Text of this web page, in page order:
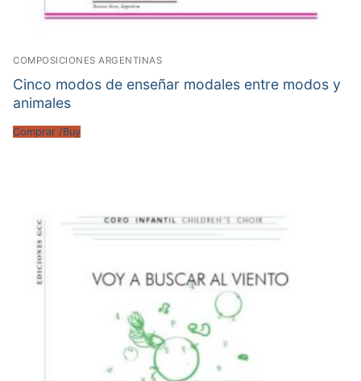
COMPOSICIONES ARGENTINAS
Cinco modos de enseñar modales entre modos y
animales
Comprar /Buy